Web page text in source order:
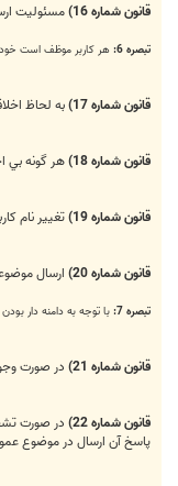
قانون شماره 16) مسئوليت
تبصره 6: هر کاربر موظف است خود
قانون شماره 17) به لحاظ
قانون شماره 18) هر گونه بي
قانون شماره 19) تغيير نام
قانون شماره 20) ارسال
تبصره 7: با توجه به دامنه دار
قانون شماره 21) در صورت
قانون شماره 22)
در صورت
پاسخ آن ارسال در موضوع